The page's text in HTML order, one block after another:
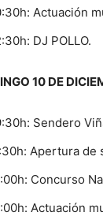
Actuación
DJ POLLO.
10 DE
Sendero
Apertura de
Concurso
Actuación